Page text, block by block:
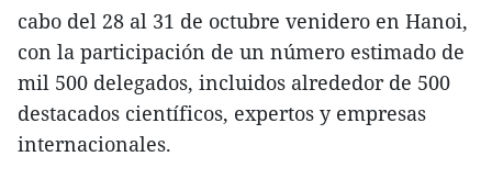
cabo del 28 al 31 de octubre venidero en Hanoi,
con la participación de un número estimado de
mil 500 delegados, incluidos alrededor de 500
destacados científicos, expertos y empresas
internacionales.